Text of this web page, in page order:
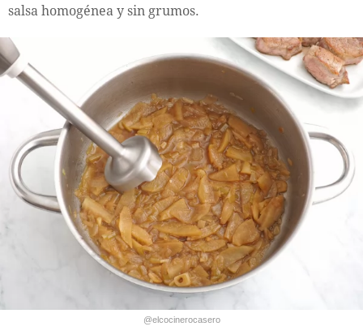
salsa homogénea y sin grumos.
@elcocinerocasero